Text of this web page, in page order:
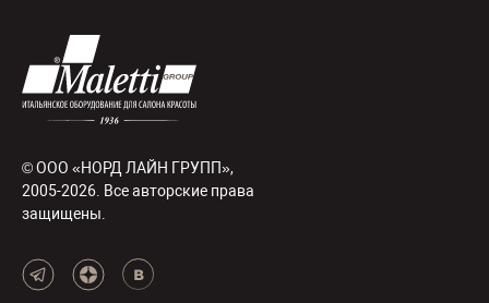
© ООО «НОРД ЛАЙН ГРУПП»,
2005-2026. Все авторские права
защищены.